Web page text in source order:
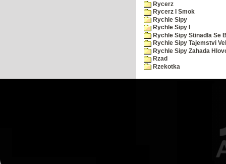
Rycerz
Rycerz I Smok
Rychle Sipy
Rychle Sipy I
Rychle Sipy Stinadla Se
Rychle Sipy Tajemstvi
Rychle Sipy Zahada
Rzad
Rzekotka